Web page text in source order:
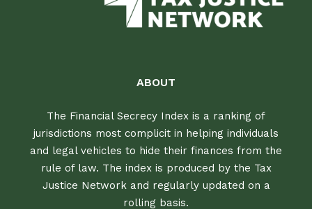
ABOUT
The Financial Secrecy Index is a ranking of
jurisdictions most complicit in helping individuals
and legal vehicles to hide their finances from the
rule of law. The index is produced by the Tax
Justice Network and regularly updated on a
rolling basis.